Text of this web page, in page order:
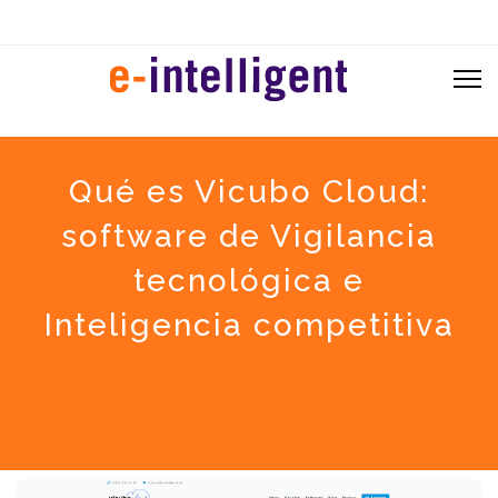
Qué es Vicubo Cloud:
software de Vigilancia
tecnológica e
Inteligencia competitiva